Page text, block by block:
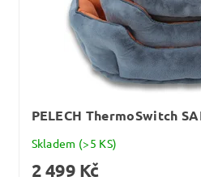
PELECH ThermoSwitch
Skladem (>5 KS)
2 499 Kč